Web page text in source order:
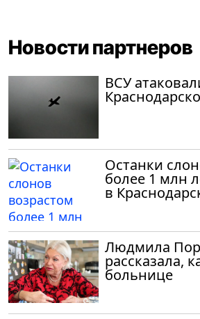
Новости партнеров
ВСУ
Останки
более 1 млн
в
Людмила
рассказала,
больнице